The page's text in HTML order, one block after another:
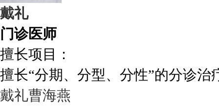
戴礼
门诊医师
擅长项目：
擅长“分期、分型、分性”的分诊治
戴礼曹海燕